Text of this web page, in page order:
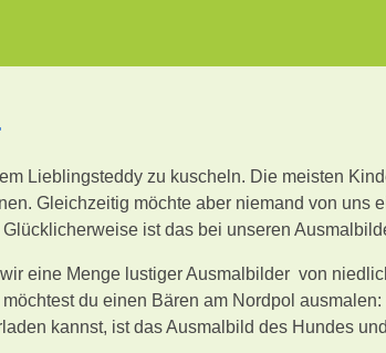
Lieblingsteddy zu kuscheln. Die meisten
Gleichzeitig möchte aber niemand von
ist das bei unseren
eine Menge lustiger Ausmalbilder von
du einen Bären am Nordpol
kannst, ist das Ausmalbild des Hundes